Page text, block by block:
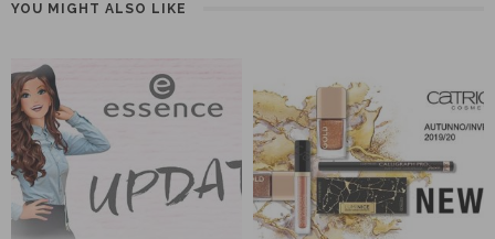
YOU MIGHT ALSO LIKE